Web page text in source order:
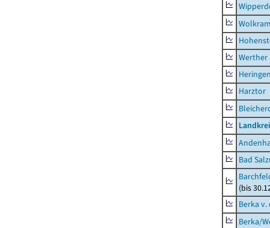
Werther
Harztor
Bad
(bis
Berka v.
Berka/